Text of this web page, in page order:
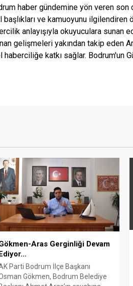
haber gündemine yön veren
başlıkları ve kamuoyunu ilgilendiren
anlayışıyla okuyuculara sunan
gelişmeleri yakından takip eden
katkı sağlar. Bodrum'un
Aras Gerginliği Devam
Parti Bodrum İlçe Başkanı
Gökmen, Bodrum Belediye